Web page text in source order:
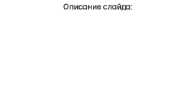
Описание слайда: